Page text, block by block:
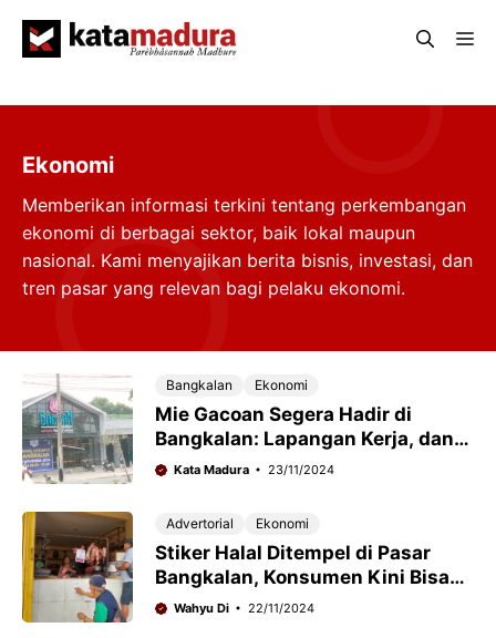
Ekonomi
Memberikan informasi terkini tentang perkembangan
ekonomi di berbagai sektor, baik lokal maupun
nasional. Kami menyajikan berita bisnis, investasi, dan
tren pasar yang relevan bagi pelaku ekonomi.
Bangkalan Ekonomi
Mie Gacoan Segera Hadir di
Bangkalan: Lapangan Kerja, dan
Putaran Ekonomi Baru
Kata Madura 23/11/2024
Advertorial Ekonomi
Stiker Halal Ditempel di Pasar
Bangkalan, Konsumen Kini Bisa
Belanja Daging dengan Tenang
Wahyu Di 22/11/2024